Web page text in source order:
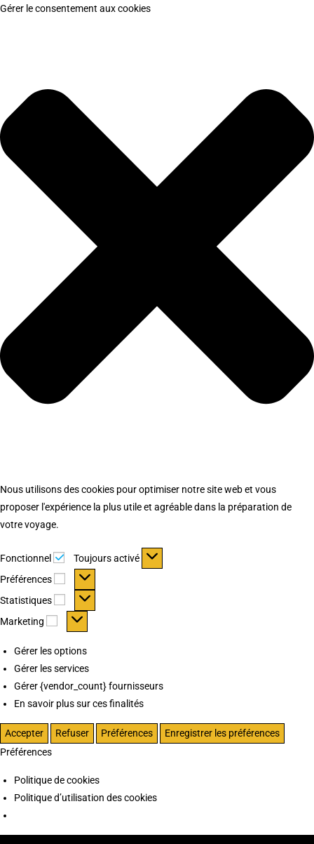
Gérer le consentement aux cookies
Nous utilisons des cookies pour optimiser notre site web et vous
proposer l'expérience la plus utile et agréable dans la préparation de
votre voyage.
Fonctionnel Fonctionnel
Toujours activé
Préférences
Préférences
Statistiques Statistiques
Marketing Marketing
Gérer les options
Gérer les services
Gérer {vendor_count} fournisseurs
En savoir plus sur ces finalités
Accepter Refuser Préférences
Enregistrer les préférences
Préférences
Politique de cookies
Politique d’utilisation des cookies